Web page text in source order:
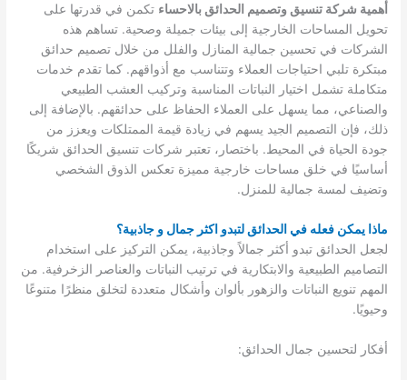
أهمية شركة تنسيق وتصميم الحدائق بالاحساء تكمن في قدرتها على
تحويل المساحات الخارجية إلى بيئات جميلة وصحية. تساهم هذه
الشركات في تحسين جمالية المنازل والفلل من خلال تصميم حدائق
مبتكرة تلبي احتياجات العملاء وتتناسب مع أذواقهم. كما تقدم خدمات
متكاملة تشمل اختيار النباتات المناسبة وتركيب العشب الطبيعي
والصناعي، مما يسهل على العملاء الحفاظ على حدائقهم. بالإضافة إلى
ذلك، فإن التصميم الجيد يسهم في زيادة قيمة الممتلكات ويعزز من
جودة الحياة في المحيط. باختصار، تعتبر شركات تنسيق الحدائق شريكًا
أساسيًا في خلق مساحات خارجية مميزة تعكس الذوق الشخصي
وتضيف لمسة جمالية للمنزل.
ماذا يمكن فعله في الحدائق لتبدو اكثر جمال و جاذبية؟
لجعل الحدائق تبدو أكثر جمالاً وجاذبية، يمكن التركيز على استخدام
التصاميم الطبيعية والابتكارية في ترتيب النباتات والعناصر الزخرفية. من
المهم تنويع النباتات والزهور بألوان وأشكال متعددة لتخلق منظرًا متنوعًا
وحيويًا.
أفكار لتحسين جمال الحدائق: